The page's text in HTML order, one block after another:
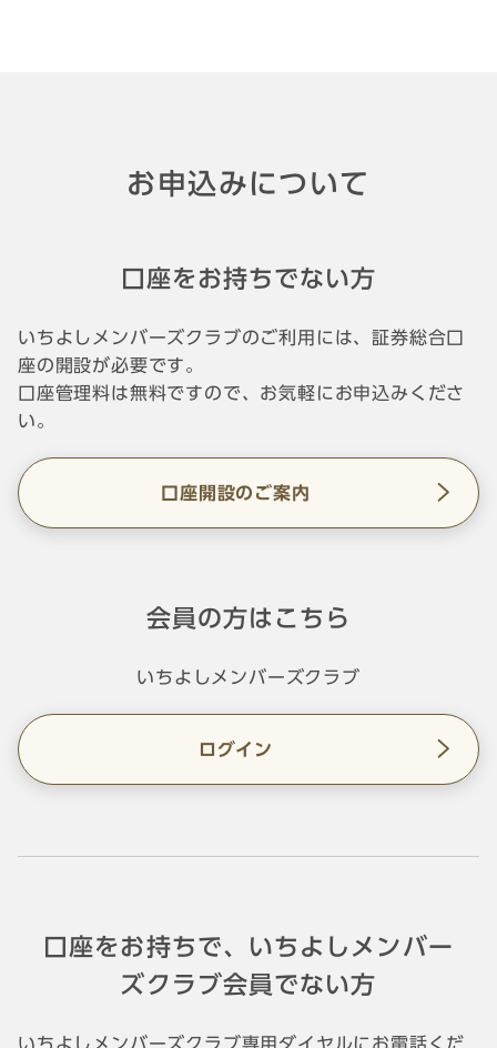
お申込みについて
口座をお持ちでない方
いちよしメンバーズクラブのご利用には、証券総合口
座の開設が必要です。
口座管理料は無料ですので、お気軽にお申込みくださ
い。
口座開設のご案内
会員の方はこちら
いちよしメンバーズクラブ
ログイン
口座をお持ちで、いちよしメンバー
ズクラブ会員でない方
いちよしメンバーズクラブ専用ダイヤルにお電話くだ